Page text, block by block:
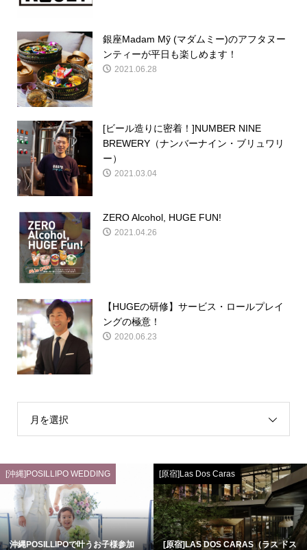
銀座Madam Mỹ (マダムミー)のアフタヌー
ンティーが平日も楽しめます！
2021.06.28
[ビール造りに密着！]NUMBER NINE
BREWERY（ナンバーナイン・ブリュワリ
ー）
2021.03.04
ZERO Alcohol, HUGE FUN!
2021.04.26
【HUGEの研修】サービス・ロールプレイ
ングの極意！
2020.06.23
月を選択
[沖縄]POSILLIPO WEDDING
沖縄POSILLIPOで叶うお子様参加
[原宿]Las Dos Caras
[原宿]LAS DOS CARAS（ラス ドス